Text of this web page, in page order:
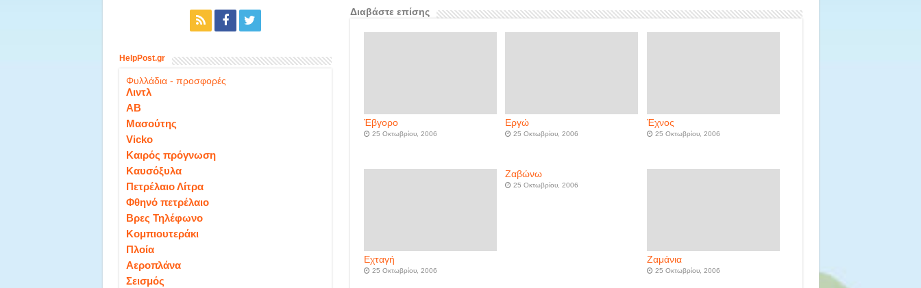
Διαβάστε επίσης
Έβγορο
25 Οκτωβρίου, 2006
Εργώ
25 Οκτωβρίου, 2006
Έχνος
25 Οκτωβρίου, 2006
Εχταγή
25 Οκτωβρίου, 2006
Ζαβώνω
25 Οκτωβρίου, 2006
Ζαμάνια
25 Οκτωβρίου, 2006
HelpPost.gr
Φυλλάδια - προσφορές
Λιντλ
ΑΒ
Μασούτης
Vicko
Καιρός πρόγνωση
Καυσόξυλα
Πετρέλαιο Λίτρα
Φθηνό πετρέλαιο
Βρες Τηλέφωνο
Κομπιουτεράκι
Πλοία
Αεροπλάνα
Σεισμός